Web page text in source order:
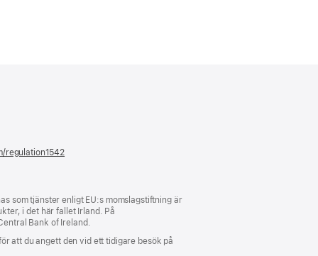
regulation1542
fönster)
som tjänster enligt EU:s momslagstiftning är
i det här fallet Irland. På
Bank of Ireland.
att du angett den vid ett tidigare besök på